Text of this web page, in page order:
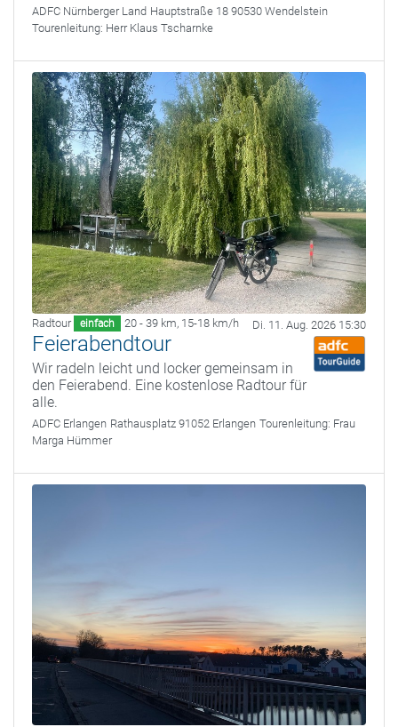
ADFC Nürnberger Land Hauptstraße 18 90530 Wendelstein
Tourenleitung: Herr Klaus Tscharnke
Radtour einfach 20 - 39 km, 15-18 km/h Di. 11. Aug. 2026 15:30
Feierabendtour
Wir radeln leicht und locker gemeinsam in
den Feierabend. Eine kostenlose Radtour für
alle.
ADFC Erlangen Rathausplatz 91052 Erlangen Tourenleitung: Frau
Marga Hümmer